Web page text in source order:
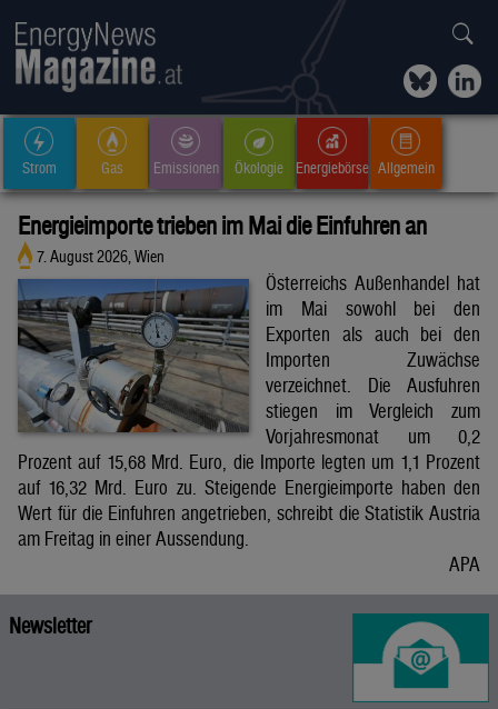
Strom Gas Emissionen Ökologie Energiebörse Allgemein
Energieimporte trieben im Mai die Einfuhren an
7. August 2026, Wien
Österreichs Außenhandel hat
im Mai sowohl bei den
Exporten als auch bei den
Importen Zuwächse
verzeichnet. Die Ausfuhren
stiegen im Vergleich zum
Vorjahresmonat um 0,2
Prozent auf 15,68 Mrd. Euro, die Importe legten um 1,1 Prozent
auf 16,32 Mrd. Euro zu. Steigende Energieimporte haben den
Wert für die Einfuhren angetrieben, schreibt die Statistik Austria
am Freitag in einer Aussendung.
APA
Newsletter